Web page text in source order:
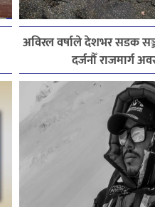
अविरल वर्षाले देशभर सडक
दर्जनौँ राजमार्ग